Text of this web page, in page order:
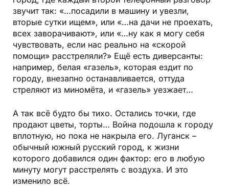
звучит так: «…посадили в машину и увезли,
вторые сутки ищем», или «…на дачи не проехать,
всех заворачивают», или «…ну как я могу себя
чувствовать, если нас реально на «скорой
помощи» расстреляли?» Ещё есть диверсанты:
например, белая «газель», которая ездит по
городу, внезапно останавливается, оттуда
стреляют из миномёта, и «газель» уезжает…
А так всё будто бы тихо. Остались точки, где
продают цветы, торты… Война подошла к городу
вплотную, но пока не накрыла его. Луганск –
обычный южный русский город, к жизни
которого добавился один фактор: его в любую
минуту могут расстрелять с воздуха. И это
изменило всё.